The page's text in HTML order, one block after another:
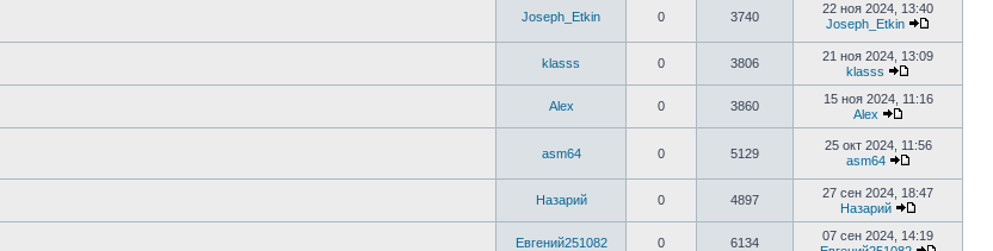
Joseph_Etkin 0 3740
22 ноя 2024, 13:40
Joseph_Etkin
klasss 0 3806
21 ноя 2024, 13:09
klasss
Alex 0 3860
15 ноя 2024, 11:16
Alex
asm64 0 5129
25 окт 2024, 11:56
asm64
Назарий 0 4897
27 сен 2024, 18:47
Назарий
Евгений251082 0 6134
07 сен 2024, 14:19